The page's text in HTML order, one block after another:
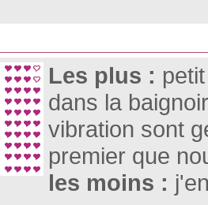
Les plus :
dans la
vibration sont
premier que
les moins :